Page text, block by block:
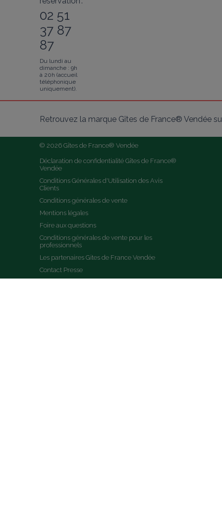
02 51
37 87
87
Du lundi au
dimanche : 9h
à 20h (accueil
téléphonique
uniquement).
Retrouvez la marque Gîtes de France® Vendée
© 2026 Gîtes de France® Vendée
Déclaration de confidentialité Gîtes de France®
Vendée
Conditions Générales d'Utilisation des Avis
Clients
Conditions générales de vente
Mentions légales
Foire aux questions
Conditions générales de vente pour les
professionnels
Les partenaires Gites de France Vendée
Contact Presse